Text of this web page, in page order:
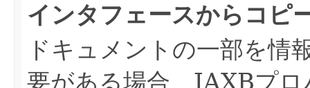
インタフェースからコピ
ドキュメントの一部を情
要がある場合、JAXBプ